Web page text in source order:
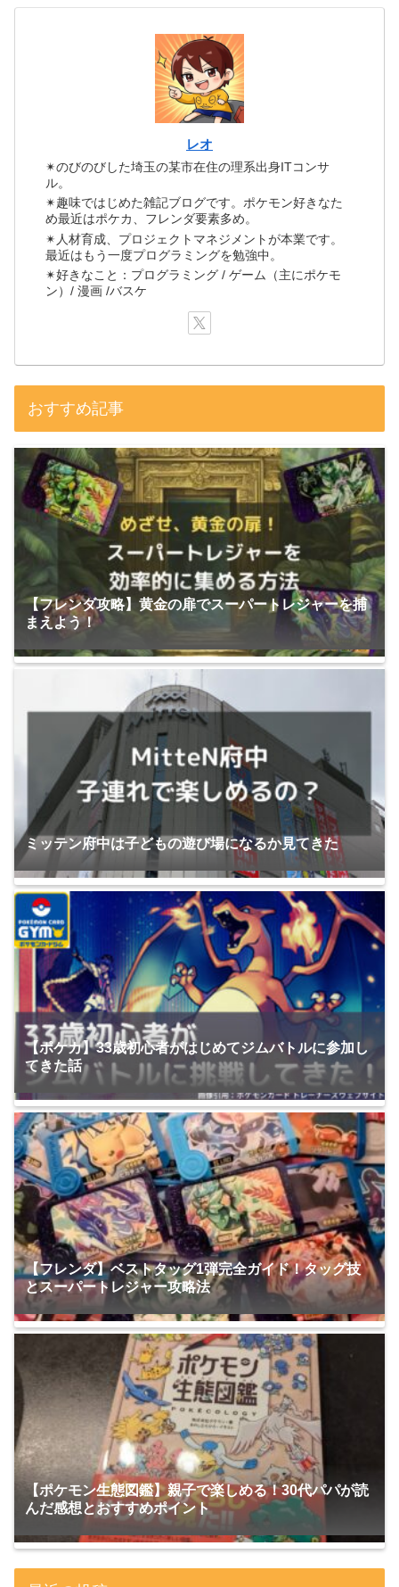
レオ
✴のびのびした埼玉の某市在住の理系出身ITコンサ
ル。
✴趣味ではじめた雑記ブログです。ポケモン好きなた
め最近はポケカ、フレンダ要素多め。
✴人材育成、プロジェクトマネジメントが本業です。
最近はもう一度プログラミングを勉強中。
✴好きなこと：プログラミング / ゲーム（主にポケモ
ン）/ 漫画 /バスケ
おすすめ記事
【フレンダ攻略】黄金の扉でスーパートレジャーを捕
まえよう！
ミッテン府中は子どもの遊び場になるか見てきた
【ポケカ】33歳初心者がはじめてジムバトルに参加し
てきた話
【フレンダ】ベストタッグ1弾完全ガイド！タッグ技
とスーパートレジャー攻略法
【ポケモン生態図鑑】親子で楽しめる！30代パパが読
んだ感想とおすすめポイント